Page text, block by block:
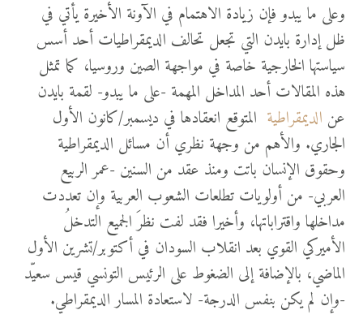
وعلى ما يبدو فإن زيادة الاهتمام في الآونة الأخيرة يأتي في
ظل إدارة بايدن التي تجعل تحالف الديمقراطيات أحد أسس
سياستها الخارجية خاصة في مواجهة الصين وروسيا، كما تمثل
هذه المقالات أحد المداخل المهمة -على ما يبدو- لقمة بايدن
عن الديمقراطية المتوقع انعقادها في ديسمبر/كانون الأول
الجاري. والأهم من وجهة نظري أن مسائل الديمقراطية
وحقوق الإنسان باتت ومنذ عقد من السنين -عمر الربيع
العربي- من أولويات تطلعات الشعوب العربية وإن تعددت
مداخلها واقتراباتها، وأخيرا فقد لفت نظرَ الجميع التدخلُ
الأميركي القوي بعد انقلاب السودان في أكتوبر/تشرين الأول
الماضي، بالإضافة إلى الضغوط على الرئيس التونسي قيس سعيّد
-وإن لم يكن بنفس الدرجة- لاستعادة المسار الديمقراطي.